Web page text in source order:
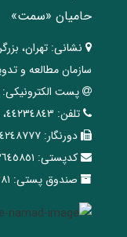
حامیان «سمت»
نشانی: تهران،
سازمان مطالعه و
پست الکترونیکی:
تلفن: ٤٤٢٣٤٨٤٣، ٤٤٢٤٨٧٧٦، ٤٤٢٤٧٦٣١
دورنگار:
کدپستی:
صندوق پستی: